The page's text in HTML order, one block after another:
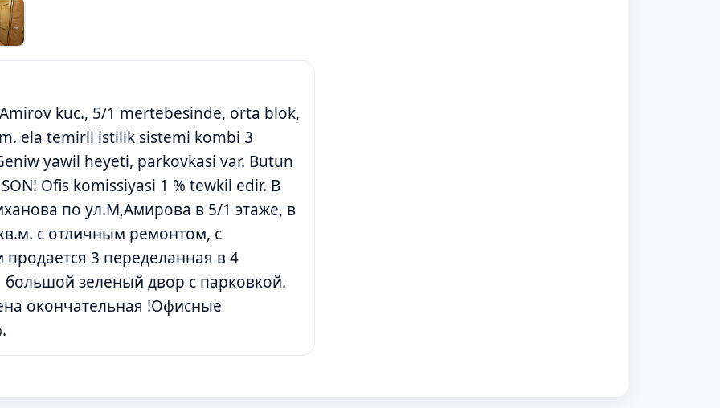
kuc., 5/1 mertebesinde, orta blok,
ela temirli istilik sistemi kombi 3
yawil heyeti, parkovkasi var. Butun
Ofis komissiyasi 1 % tewkil edir. В
по ул.М,Амирова в 5/1 этаже, в
с отличным ремонтом, с
3 переделанная в 4
зеленый двор с парковкой.
окончательная !Офисные